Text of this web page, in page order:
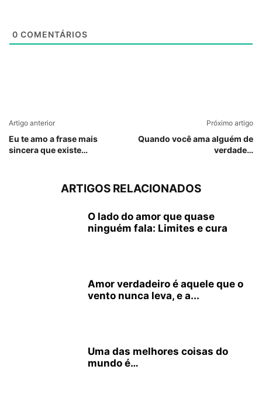
0 COMENTÁRIOS
Artigo anterior
Eu te amo a frase mais
sincera que existe…
Próximo artigo
Quando você ama alguém de
verdade…
ARTIGOS RELACIONADOS
O lado do amor que quase
ninguém fala: Limites e cura
Amor verdadeiro é aquele que o
vento nunca leva, e a...
Uma das melhores coisas do
mundo é…